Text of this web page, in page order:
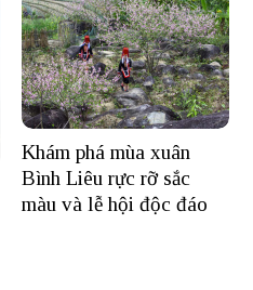
Khám phá mùa xuân
Bình Liêu rực rỡ sắc
màu và lễ hội độc đáo